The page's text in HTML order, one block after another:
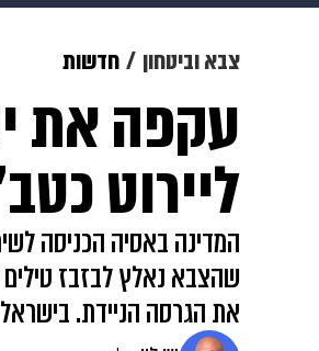
מוזיקה
דיגיטל
צבא וביטחון חדשות
עקפה את
ליירוט
המדינה באסיה הכניסה
שהצבא נאלץ לבזבז
את הגרסה הניידת.